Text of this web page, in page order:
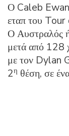
Ο Caleb Ewan
εταπ του
Ο Αυστραλός
μετά από 128
με τον Dylan
2η θέση, σε